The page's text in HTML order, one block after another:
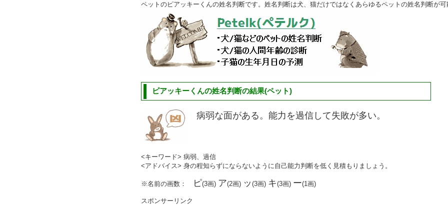
ペットのピアッキーくんの姓名判断です。姓名判断は犬、猫だけではなくあらゆるペットの姓名判断が
ピアッキーくんの姓名判断の結果(ペット)
病弱な面がある。能力を過信して失敗が多い。
<キーワード> 病弱、過信
<アドバイス> 身の程知らずにならないように自己能力判断を低く見積もりましょう。
※名前の画数： ピ(3画) ア(2画) ッ (3画) キ(3画) ー(1画)
スポンサーリンク